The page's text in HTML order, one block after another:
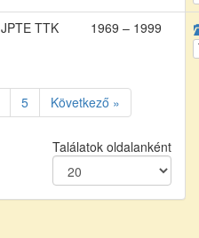
JPTE TTK 1969 – 1999
5 Következő »
Találatok oldalanként